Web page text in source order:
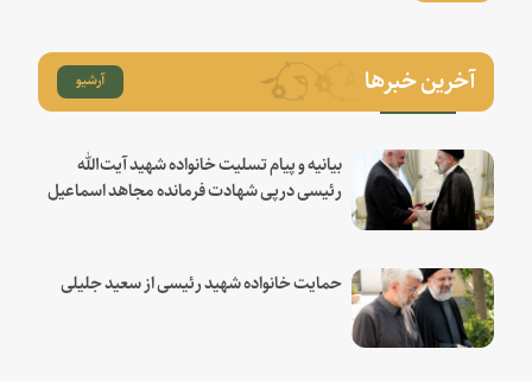
آخرین خبرها آرشیو
بیانیه و پیام تسلیت خانواده شهید آیت‌الله
رئیسی درپی شهادت فرمانده مجاهد اسماعیل
حمایت خانواده شهید رئیسی از سعید جلیلی